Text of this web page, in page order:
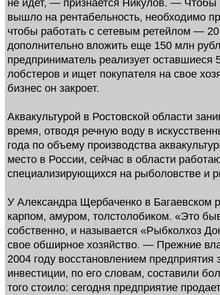
не идет, — признается Никулов. — Чтобы
вышло на рентабельность, необходимо
чтобы работать с сетевым ретейлом —
дополнительно вложить еще 150 млн
предприниматель реализует оставшиеся
лобстеров и ищет покупателя на свое
бизнес он закроет.
Аквакультурой в Ростовской области
время, отводя речную воду в
года по объему производства
место в России, сейчас в области
специализирующихся на рыболовстве и
У Александра Щербаченко в Багаевском
карпом, амуром, толстолобиком. «Это
собственно, и называется «Рыбколхоз
свое обширное хозяйство. — Прежние
2004 году восстановлением
инвестиции, по его словам, составили
того стоило: сегодня предприятие